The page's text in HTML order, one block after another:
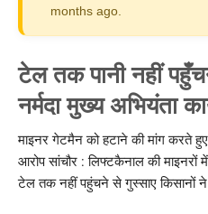
खेल
शिक्षा
लाइफस्टाइल
months ago.
टेल तक पानी नहीं
नर्मदा मुख्य अभियंता
माइनर गेटमैन को हटाने की मांग करते
आरोप सांचौर : लिफ्टकैनाल की माइनरों
टेल तक नहीं पहुंचने से गुस्साए किसानों ने